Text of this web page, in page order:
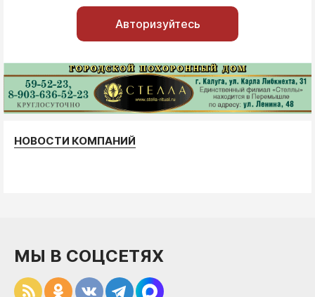
Авторизуйтесь
НОВОСТИ КОМПАНИЙ
МЫ В СОЦСЕТЯХ